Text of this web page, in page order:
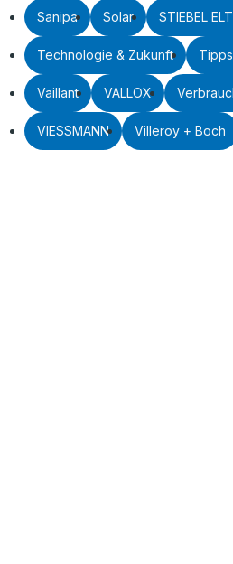
Sanipa Solar STIEBEL
Technologie & Zukunft
Vaillant VALLOX
VIESSMANN Villeroy + Boch